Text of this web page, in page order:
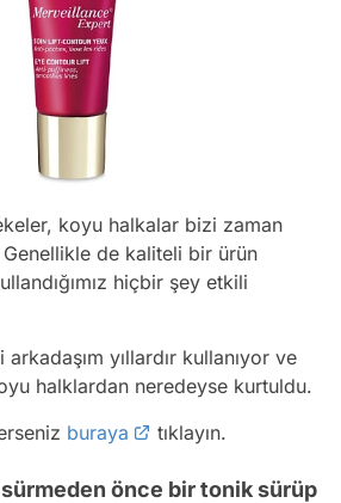
koyu halkalar bizi zaman
de kaliteli bir ürün
hiçbir şey etkili
yıllardır kullanıyor ve
halklardan neredeyse kurtuldu.
buraya tıklayın.
sürmeden önce bir tonik sürüp